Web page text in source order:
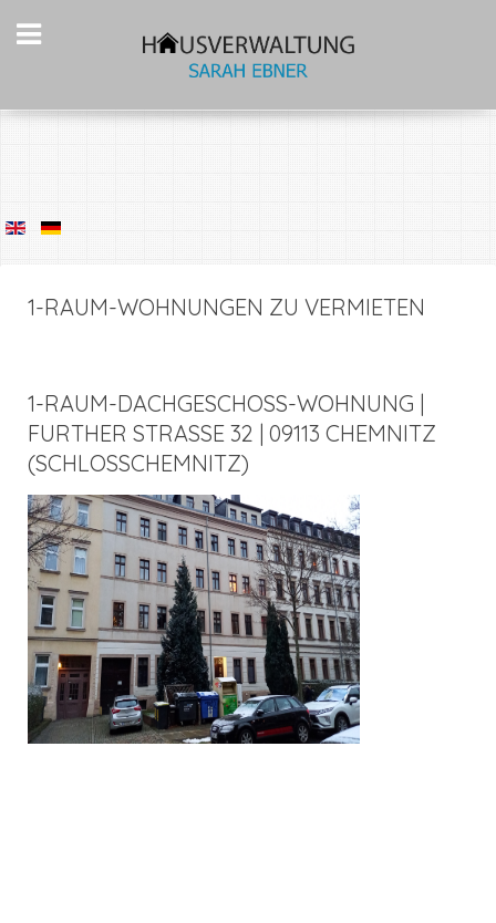
1-RAUM-WOHNUNGEN ZU VERMIETEN
1-RAUM-DACHGESCHOSS-WOHNUNG | F
URTHER STRASSE 32 | 09113 CHEMNITZ (S
CHLOSSCHEMNITZ)